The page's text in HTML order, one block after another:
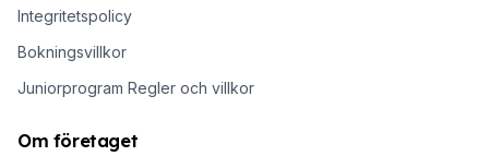
Integritetspolicy
Bokningsvillkor
Juniorprogram Regler och villkor
Om företaget